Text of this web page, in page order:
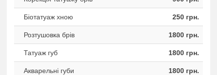
Біотатуаж хною 250 грн.
Розтушовка брів 1800 грн.
Татуаж губ 1800 грн.
Акварельні губи 1800 грн.